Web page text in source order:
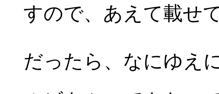
すので、あえて載せ
だったら、なにゆえ